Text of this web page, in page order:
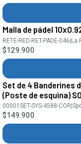
Malla de pádel
RETE-RED-RET-PADE-046 La
$129.900
Set de 4 Banderines
(Poste de esquina)
00001SET-SYS-4588-COR |
$149.900